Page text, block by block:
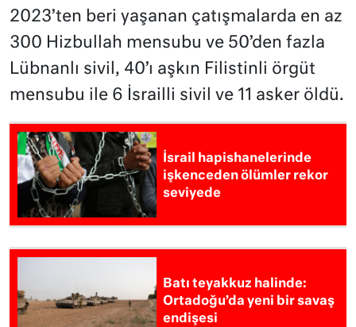
2023’ten beri yaşanan çatışmalarda en az
300 Hizbullah mensubu ve 50’den fazla
Lübnanlı sivil, 40’ı aşkın Filistinli örgüt
mensubu ile 6 İsrailli sivil ve 11 asker öldü.
İsrail hapishanelerinde
işkenceden ölümler rekor
seviyede
Batı teyakkuz halinde:
Ortadoğu’da yeni bir savaş
endişesi